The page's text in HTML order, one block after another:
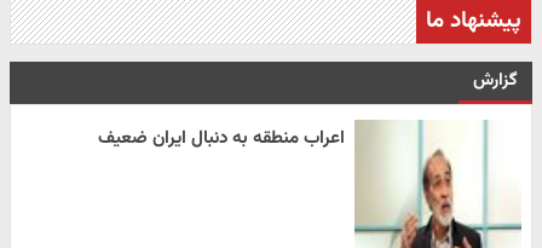
پیشنهاد ما
گزارش
اعراب منطقه به دنبال ایران ضعیف